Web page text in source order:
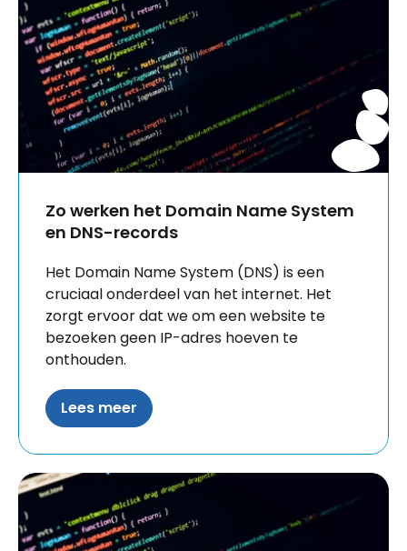
Zo werken het Domain Name System
en DNS-records
Het Domain Name System (DNS) is een
cruciaal onderdeel van het internet. Het
zorgt ervoor dat we om een website te
bezoeken geen IP-adres hoeven te
onthouden.
Lees meer